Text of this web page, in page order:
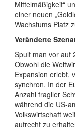
Mittelmäßigkeit“
einer neuen
Wachstums Platz
Veränderte
Spult man vor auf
Obwohl die
Expansion erlebt,
synchron. In der
Anzahl fragiler
während die US-
Volkswirtschaft
aufrecht zu